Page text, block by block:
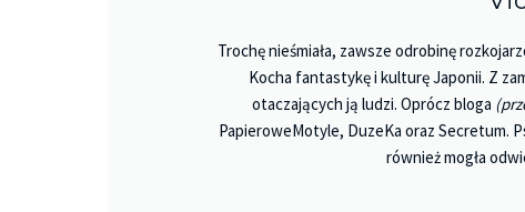
Trochę nieśmiała, zawsze odrobinę
Kocha fantastykę i kulturę Japonii. Z
otaczających ją ludzi. Oprócz bloga
PapieroweMotyle, DuzeKa oraz Secretum.
również mogła